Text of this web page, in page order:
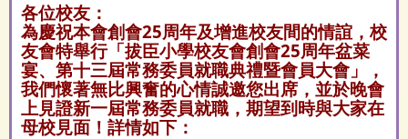
各位校友：
為慶祝本會創會25周年及增進校友間的情誼，校
友會特舉行「拔臣小學校友會創會25周年盆菜
宴、第十三屆常務委員就職典禮暨會員大會」，
我們懷著無比興奮的心情誠邀您出席，並於晚會
上見證新一屆常務委員就職，期望到時與大家在
母校見面！詳情如下：